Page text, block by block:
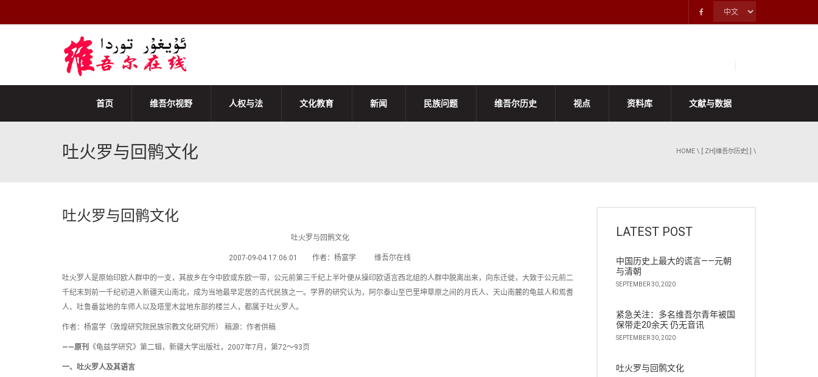
首页 维吾尔视野 人权与法 文化教育 新闻 民族问题 维吾尔历史 视点 资料库 文献与数据
吐火罗与回鹘文化 HOME \ [:ZH]维吾尔历史[:] \
吐火罗与回鹘文化
吐火罗与回鹘文化
2007-09-04 17:06:01 作者：杨富学 维吾尔在线
吐火罗人是原始印欧人群中的一支，其故乡在今中欧或东欧一带，公元前第三千纪上半叶便从操印欧语言西北组的人群中脱离出来，向东迁徙，大致于公元前二
千纪末到前一千纪初进入新疆天山南北，成为当地最早定居的古代民族之一。学界的研究认为，阿尔泰山至巴里坤草原之间的月氏人、天山南麓的龟兹人和焉耆
人、吐鲁番盆地的车师人以及塔里木盆地东部的楼兰人，都属于吐火罗人。
作者：杨富学（敦煌研究院民族宗教文化研究所） 稿源：作者供稿
——原刊 《龟兹学研究》第二辑，新疆大学出版社，2007年7月，第72～93页
一、吐火罗人及其语言
LATEST POST
中国历史上最大的谎言——元朝
与清朝
SEPTEMBER 30, 2020
紧急关注：多名维吾尔青年被国
保带走20余天 仍无音讯
SEPTEMBER 30, 2020
吐火罗与回鹘文化